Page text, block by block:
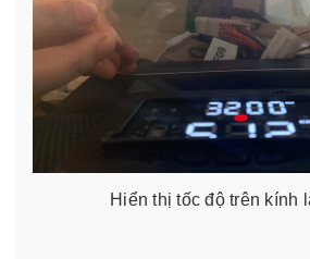
Hiển thị tốc độ trên kính